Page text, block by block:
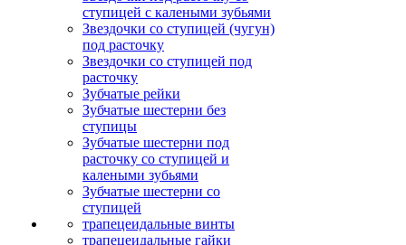
ступицей с калеными зубьями
Звездочки со ступицей (чугун)
под расточку
Звездочки со ступицей под
расточку
Зубчатые рейки
Зубчатые шестерни без
ступицы
Зубчатые шестерни под
расточку со ступицей и
калеными зубьями
Зубчатые шестерни со
ступицей
трапецеидальные винты
трапецеидальные гайки